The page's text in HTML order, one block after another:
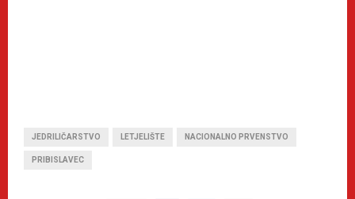
JEDRILIČARSTVO LETJELIŠTE NACIONALNO PRVENSTVO
PRIBISLAVEC